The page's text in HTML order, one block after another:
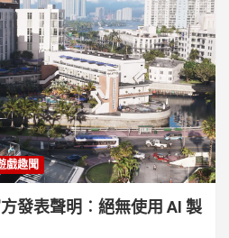
戲趣聞
發表聲明︰絕無使用 AI 製